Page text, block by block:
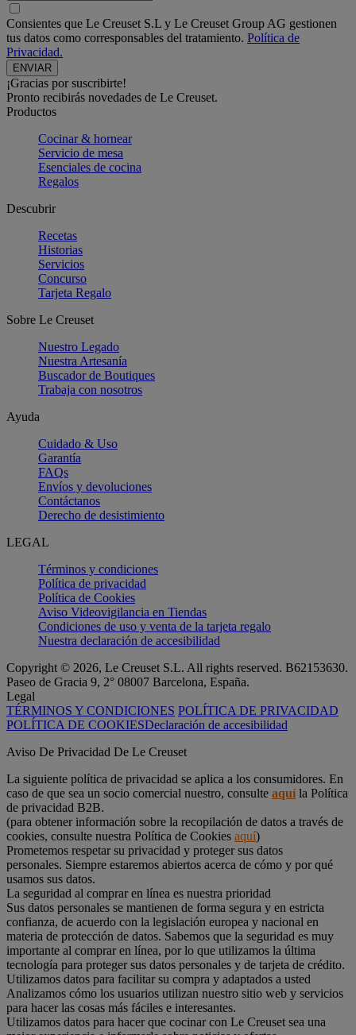
Consientes que Le Creuset S.L y Le Creuset Group AG gestionen
tus datos como corresponsables del tratamiento. Política de
Privacidad.
¡Gracias por suscribirte!
Pronto recibirás novedades de Le Creuset.
Productos
Cocinar & hornear
Servicio de mesa
Esenciales de cocina
Regalos
Descubrir
Recetas
Historias
Servicios
Concurso
Tarjeta Regalo
Sobre Le Creuset
Nuestro Legado
Nuestra Artesanía
Buscador de Boutiques
Trabaja con nosotros
Ayuda
Cuidado & Uso
Garantía
FAQs
Envíos y devoluciones
Contáctanos
Derecho de desistimiento
LEGAL
Términos y condiciones
Política de privacidad
Política de Cookies
Aviso Videovigilancia en Tiendas
Condiciones de uso y venta de la tarjeta regalo
Nuestra declaración de accesibilidad
Copyright © 2026, Le Creuset S.L. All rights reserved. B62153630.
Paseo de Gracia 9, 2° 08007 Barcelona, España.
Legal
TÉRMINOS Y CONDICIONES POLÍTICA DE PRIVACIDAD
POLÍTICA DE COOKIESDeclaración de accesibilidad
Aviso De Privacidad De Le Creuset
La siguiente política de privacidad se aplica a los consumidores. En
caso de que sea un socio comercial nuestro, consulte aquíla Política
de privacidad B2B.
(para obtener información sobre la recopilación de datos a través de
cookies, consulte nuestra Política de Cookies aquí)
Prometemos respetar su privacidad y proteger sus datos
personales. Siempre estaremos abiertos acerca de cómo y por qué
usamos sus datos.
La seguridad al comprar en línea es nuestra prioridad
Sus datos personales se mantienen de forma segura y en estricta
confianza, de acuerdo con la legislación europea y nacional en
materia de protección de datos. Sabemos que la seguridad es muy
importante al comprar en línea, por lo que utilizamos la última
tecnología para proteger sus datos personales y de tarjeta de crédito.
Utilizamos datos para facilitar su compra y adaptados a usted
Analizamos cómo los usuarios utilizan nuestro sitio web y servicios
para hacer las cosas más fáciles e interesantes.
Utilizamos datos para hacer que cocinar con Le Creuset sea una